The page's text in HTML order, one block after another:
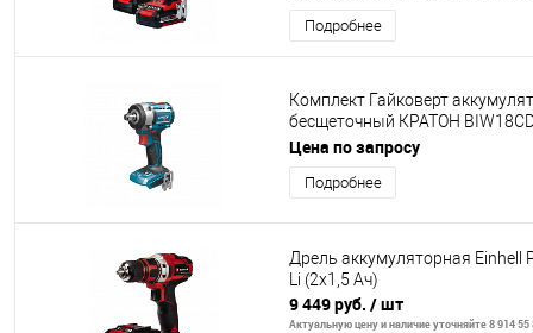
Подробнее
Комплект Гайковерт
бесщеточный КРАТОН
6,0А·ч; ЗУ-2А)
Цена по запросу
Подробнее
Дрель аккумуляторная Einhell
Li (2x1,5 Aч)
9 449 руб. / шт
Актуальную цену и наличие уточняйте 8 914 55